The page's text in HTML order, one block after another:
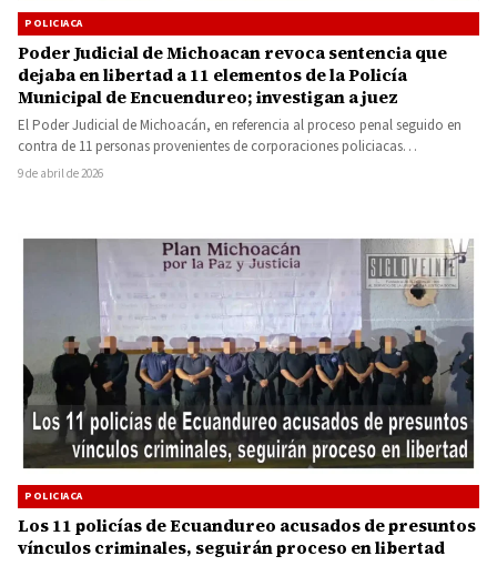
POLICIACA
Poder Judicial de Michoacan revoca sentencia que
dejaba en libertad a 11 elementos de la Policía
Municipal de Encuendureo; investigan a juez
El Poder Judicial de Michoacán, en referencia al proceso penal seguido en
contra de 11 personas provenientes de corporaciones policiacas…
9 de abril de 2026
POLICIACA
Los 11 policías de Ecuandureo acusados de presuntos
vínculos criminales, seguirán proceso en libertad